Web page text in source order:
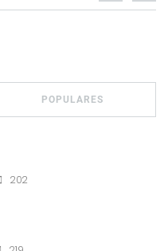
POPULARES
202